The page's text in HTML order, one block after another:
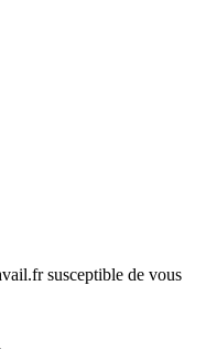
susceptible de vous